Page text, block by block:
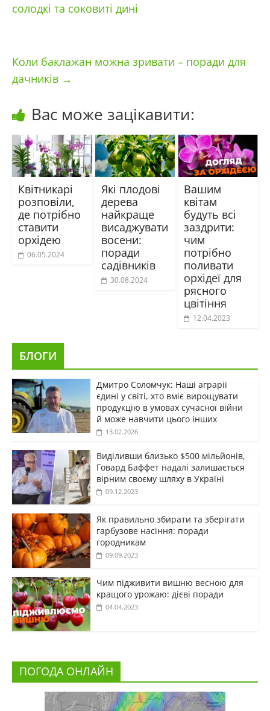
солодкі та соковиті дині
Коли баклажан можна зривати – поради для
дачників →
Вас може зацікавити:
Квітникарі
розповіли,
де потрібно
ставити
орхідею
06.05.2024
Які плодові
дерева
найкраще
висаджувати
восени:
поради
садівників
30.08.2024
Вашим
квітам
будуть всі
заздрити:
чим
потрібно
поливати
орхідеї для
рясного
цвітіння
12.04.2023
БЛОГИ
Дмитро Соломчук: Наші аграрії
єдині у світі, хто вміє вирощувати
продукцію в умовах сучасної війни
й може навчити цього інших
13.02.2026
Виділивши близько $500 мільйонів,
Говард Баффет надалі залишається
вірним своєму шляху в Україні
09.12.2023
Як правильно збирати та зберігати
гарбузове насіння: поради
городникам
09.09.2023
Чим підживити вишню весною для
кращого урожаю: дієві поради
04.04.2023
ПОГОДА ОНЛАЙН